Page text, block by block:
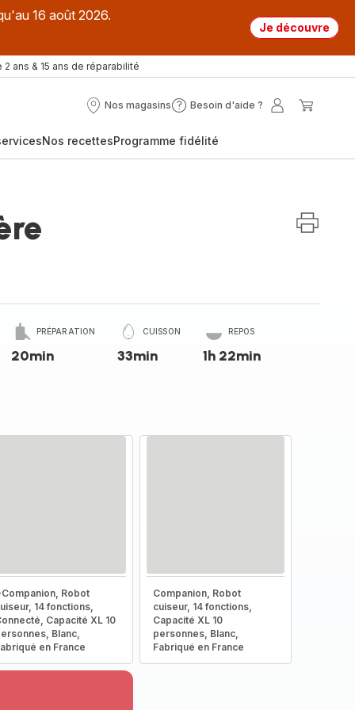
16 août 2026.
Je découvre
2 ans & 15 ans de réparabilité
Nos magasins
Nos
Besoin d'aide ?
Besoin
?
Mon
Nos recettesProgramme fidélité
PRÉPARATION
20min
CUISSON
33min
REPOS
1h 22min
Robot
14 fonctions,
Capacité XL 10
Blanc,
en France
Companion, Robot
cuiseur, 14 fonctions,
Capacité XL 10
personnes, Blanc,
Fabriqué en France